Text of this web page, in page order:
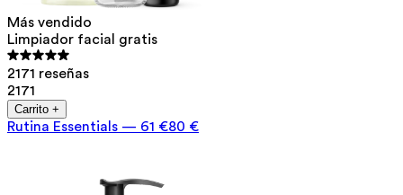
Más vendido
Limpiador facial gratis
2171 reseñas
2171
Carrito +
Rutina Essentials — 61 €80 €